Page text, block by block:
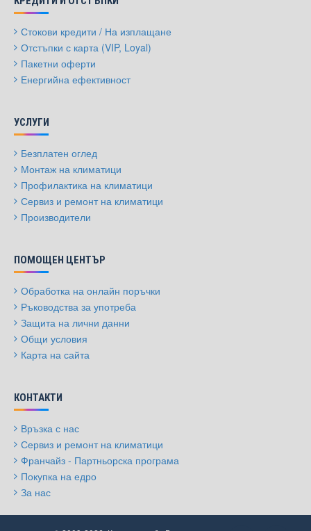
Стокови кредити / На изплащане
Отстъпки с карта (VIP, Loyal)
Пакетни оферти
Енергийна ефективност
УСЛУГИ
Безплатен оглед
Монтаж на климатици
Профилактика на климатици
Сервиз и ремонт на климатици
Производители
ПОМОЩЕН ЦЕНТЪР
Обработка на онлайн поръчки
Ръководства за употреба
Защита на лични данни
Общи условия
Карта на сайта
КОНТАКТИ
Връзка с нас
Сервиз и ремонт на климатици
Франчайз - Партньорска програма
Покупка на едро
За нас